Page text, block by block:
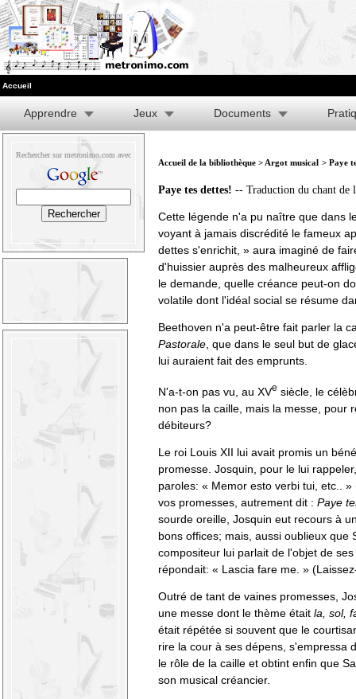
Accueil
Apprendre Jeux Documents
Rechercher sur metronimo.com avec
Accueil de la bibliothèque > Argot musical > Paye
Paye tes dettes! -- Traduction du chant
Cette légende n'a pu naître que dans
voyant à jamais discrédité le fameux
dettes s'enrichit, » aura imaginé de
d'huissier auprès des malheureux
le demande, quelle créance peut-on
volatile dont l'idéal social se résume
Beethoven n'a peut-être fait parler la
Pastorale , que dans le seul but de
lui auraient fait des emprunts.
N'a-t-on pas vu, au XVe siècle, le
non pas la caille, mais la messe, pour
débiteurs?
Le roi Louis XII lui avait promis un
promesse. Josquin, pour le lui
paroles: « Memor esto verbi tui, etc..
vos promesses, autrement dit : Paye
sourde oreille, Josquin eut recours à
bons offices; mais, aussi oublieux que
compositeur lui parlait de l'objet de
répondait: « Lascia fare me. »
Outré de tant de vaines promesses,
une messe dont le thème était la, sol,
était répétée si souvent que le
rire la cour à ses dépens, s'empressa
le rôle de la caille et obtint enfin que
son musical créancier.